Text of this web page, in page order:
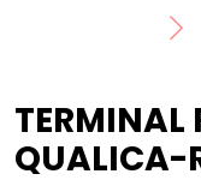
TERMINAL
QUALICA-